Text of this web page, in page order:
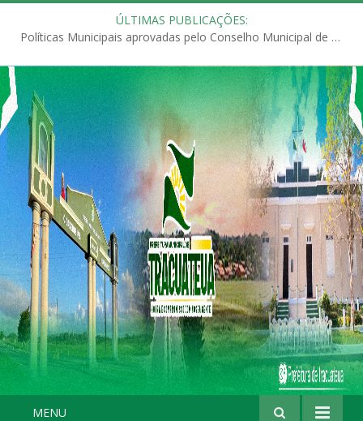
ÚLTIMAS PUBLICAÇÕES:
Políticas Municipais aprovadas pelo Conselho Municipal de Educação (CME)
MENU